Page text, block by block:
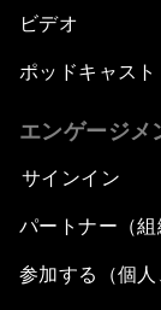
ビデオ
ポッドキャスト
エンゲージメ
サインイン
パートナー（
参加する（個人